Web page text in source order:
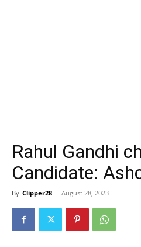
Rahul Gandhi
Candidate:
By Clipper28 - August 28, 2023